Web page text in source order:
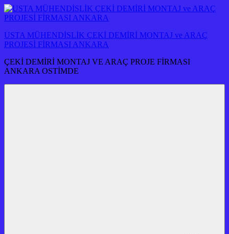
İçeriğe
atla
USTA MÜHENDİSLİK ÇEKİ DEMİRİ MONTAJ ve ARAÇ
PROJESİ FİRMASI ANKARA
ÇEKİ DEMİRİ MONTAJ VE ARAÇ PROJE FİRMASI
ANKARA OSTİMDE